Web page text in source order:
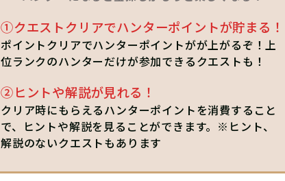
①クエストクリアでハンターポイントが貯まる！
ポイントクリアでハンターポイントがが上がるぞ！上
位ランクのハンターだけが参加できるクエストも！
②ヒントや解説が見れる！
クリア時にもらえるハンターポイントを消費すること
で、ヒントや解説を見ることができます。※ヒント、
解説のないクエストもあります